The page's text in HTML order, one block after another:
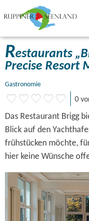
Restaurants
Precise Resort
Gastronomie
0
Das Restaurant Brigg
Blick auf den
frühstücken möchte,
hier keine Wünsche